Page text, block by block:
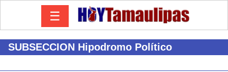
☰
SUBSECCION Hipodromo Político